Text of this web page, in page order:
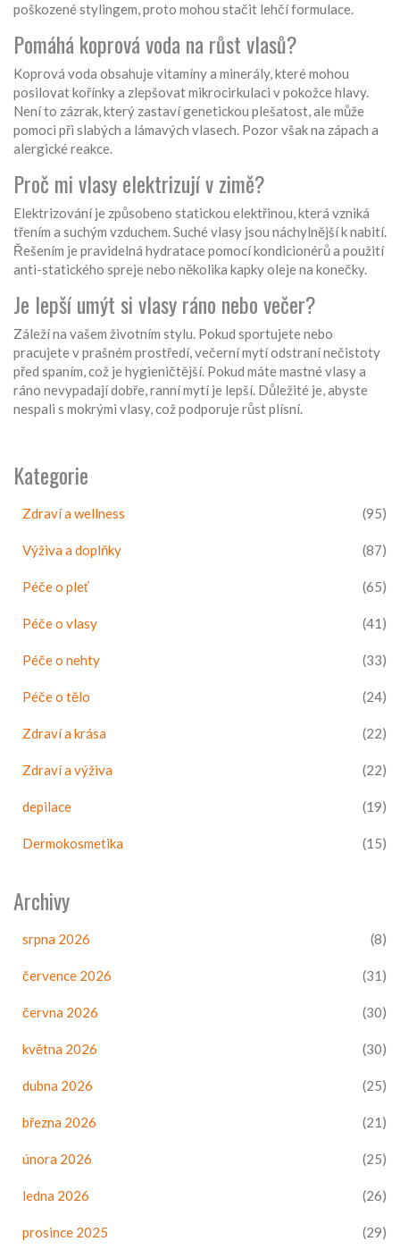
poškozené stylingem, proto mohou stačit lehčí formulace.
Pomáhá koprová voda na růst vlasů?
Koprová voda obsahuje vitamíny a minerály, které mohou
posilovat kořínky a zlepšovat mikrocirkulaci v pokožce hlavy.
Není to zázrak, který zastaví genetickou plešatost, ale může
pomoci při slabých a lámavých vlasech. Pozor však na zápach a
alergické reakce.
Proč mi vlasy elektrizují v zimě?
Elektrizování je způsobeno statickou elektřinou, která vzniká
třením a suchým vzduchem. Suché vlasy jsou náchylnější k nabití.
Řešením je pravidelná hydratace pomocí kondicionérů a použití
anti-statického spreje nebo několika kapky oleje na konečky.
Je lepší umýt si vlasy ráno nebo večer?
Záleží na vašem životním stylu. Pokud sportujete nebo
pracujete v prašném prostředí, večerní mytí odstraní nečistoty
před spaním, což je hygieničtější. Pokud máte mastné vlasy a
ráno nevypadají dobře, ranní mytí je lepší. Důležité je, abyste
nespali s mokrými vlasy, což podporuje růst plísní.
Kategorie
Zdraví a wellness (95)
Výživa a doplňky (87)
Péče o pleť (65)
Péče o vlasy (41)
Péče o nehty (33)
Péče o tělo (24)
Zdraví a krása (22)
Zdraví a výživa (22)
depilace (19)
Dermokosmetika (15)
Archivy
srpna 2026 (8)
července 2026 (31)
června 2026 (30)
května 2026 (30)
dubna 2026 (25)
března 2026 (21)
února 2026 (25)
ledna 2026 (26)
prosince 2025 (29)